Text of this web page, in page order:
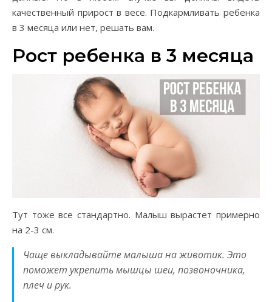
качественный прирост в весе. Подкармливать ребенка
в 3 месяца или нет, решать вам.
Рост ребенка в 3 месяца
Тут тоже все стандартно. Малыш вырастет примерно
на 2-3 см.
Чаще выкладывайте малыша на животик. Это
поможет укрепить мышцы шеи, позвоночника,
плеч и рук.